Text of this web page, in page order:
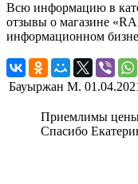
Всю информацию в
отзывы о магазине
информационном
Бауыржан М.
Приемлимы
Спасибо